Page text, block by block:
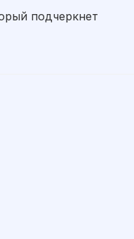
подчеркнет